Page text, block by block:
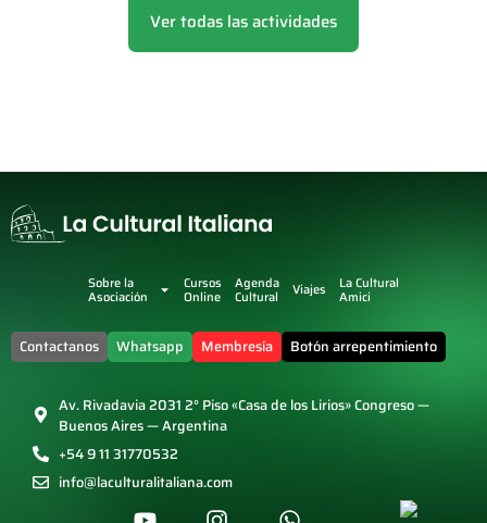
Ver todas las actividades
Sobre la
Asociación
Cursos
Online
Agenda
Cultural Viajes La Cultural
Amici
Contactanos Whatsapp Membresía Botón arrepentimiento
Av. Rivadavia 2031 2° Piso «Casa de los Lirios» Congreso —
Buenos Aires — Argentina
+54 9 11 31770532
info@laculturalitaliana.com